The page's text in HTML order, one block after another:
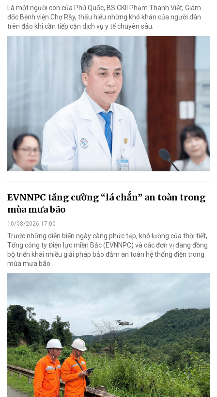
Là một người con của Phú Quốc, BS.CKII Phạm Thanh Việt, Giám
đốc Bệnh viện Chợ Rẫy, thấu hiểu những khó khăn của người dân
trên đảo khi cần tiếp cận dịch vụ y tế chuyên sâu.
EVNNPC tăng cường “lá chắn” an toàn trong
mùa mưa bão
10/08/2026 17:00
Trước những diễn biến ngày càng phức tạp, khó lường của thời tiết,
Tổng công ty Điện lực miền Bắc (EVNNPC) và các đơn vị đang đồng
bộ triển khai nhiều giải pháp bảo đảm an toàn hệ thống điện trong
mùa mưa bão.